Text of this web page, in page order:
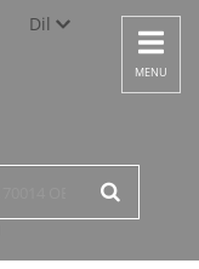
Dil
Türkçe
English
Toggle
MENU